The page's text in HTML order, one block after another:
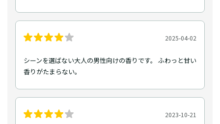
2025-04-02
シーンを選ばない大人の男性向けの香りです。 ふわっと甘い
香りがたまらない。
2023-10-21